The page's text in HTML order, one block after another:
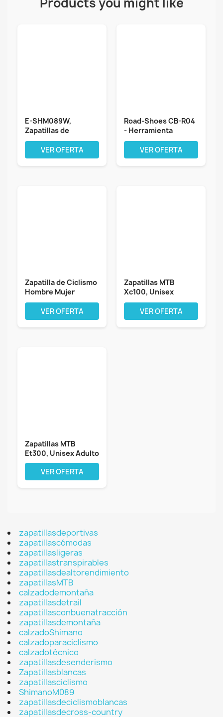
E-SHM089W,
Zapatillas de
Ciclismo de
Carretera...
VER OFERTA
Road-Shoes CB-R04
- Herramienta
Manual para...
VER OFERTA
Zapatilla de Ciclismo
Hombre Mujer
Zapatos...
VER OFERTA
Zapatillas MTB
Xc100, Unisex
Adulto
VER OFERTA
Zapatillas MTB
Et300, Unisex Adulto
VER OFERTA
zapatillasdeportivas
zapatillascómodas
zapatillasligeras
zapatillastranspirables
zapatillasdealtorendimiento
zapatillasMTB
calzadodemontaña
zapatillasdetrail
zapatillasconbuenatracción
zapatillasdemontaña
calzadoShimano
calzadoparaciclismo
calzadotécnico
zapatillasdesenderismo
Zapatillasblancas
zapatillasciclismo
ShimanoM089
zapatillasdeciclismoblancas
zapatillasdecross-country